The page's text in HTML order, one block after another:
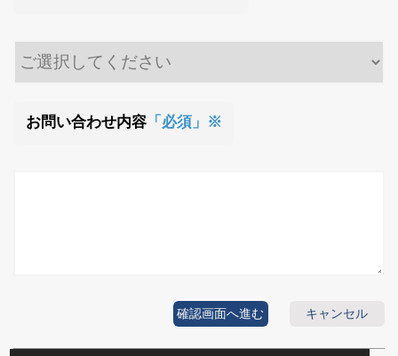
お問い合わせ内容「必須」※
キャンセル
確認画面へ進む